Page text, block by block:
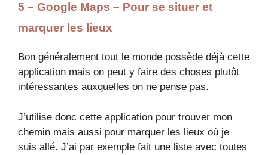
5 – Google Maps – Pour se situer et
marquer les lieux
Bon généralement tout le monde possède déjà cette
application mais on peut y faire des choses plutôt
intéressantes auxquelles on ne pense pas.
J’utilise donc cette application pour trouver mon
chemin mais aussi pour marquer les lieux où je
suis allé. J’ai par exemple fait une liste avec toutes